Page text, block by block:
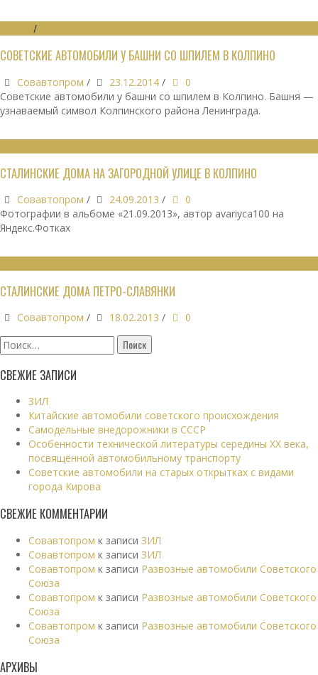
/
СОВЕТСКИЕ АВТОМОБИЛИ У БАШНИ СО ШПИЛЕМ В КОЛПИНО
Совавтопром / 23.12.2014 /
0
Советские автомобили у башни со шпилем в Колпино. Башня —
узнаваемый символ Колпинского района Ленинграда.
СТАЛИНСКИЕ ДОМА НА ЗАГОРОДНОЙ УЛИЦЕ В КОЛПИНО
Совавтопром / 24.09.2013 /
0
Фотографии в альбоме «21.09.2013», автор avariyca100 на
Яндекс.Фотках
СТАЛИНСКИЕ ДОМА ПЕТРО-СЛАВЯНКИ
Совавтопром / 18.02.2013 /
0
Найти:
СВЕЖИЕ ЗАПИСИ
ЗИЛ
Китайские автомобили советского происхождения
Самодельные внедорожники в СССР
Особенности технической литературы середины XX века,
посвящённой автомобильному транспорту
Советские автомобили на старых открытках с видами
города Кирова
СВЕЖИЕ КОММЕНТАРИИ
Совавтопром к записи ЗИЛ
Совавтопром к записи ЗИЛ
Совавтопром к записи Развозные автомобили Советского
Союза
Совавтопром к записи Развозные автомобили Советского
Союза
Совавтопром к записи Развозные автомобили Советского
Союза
АРХИВЫ